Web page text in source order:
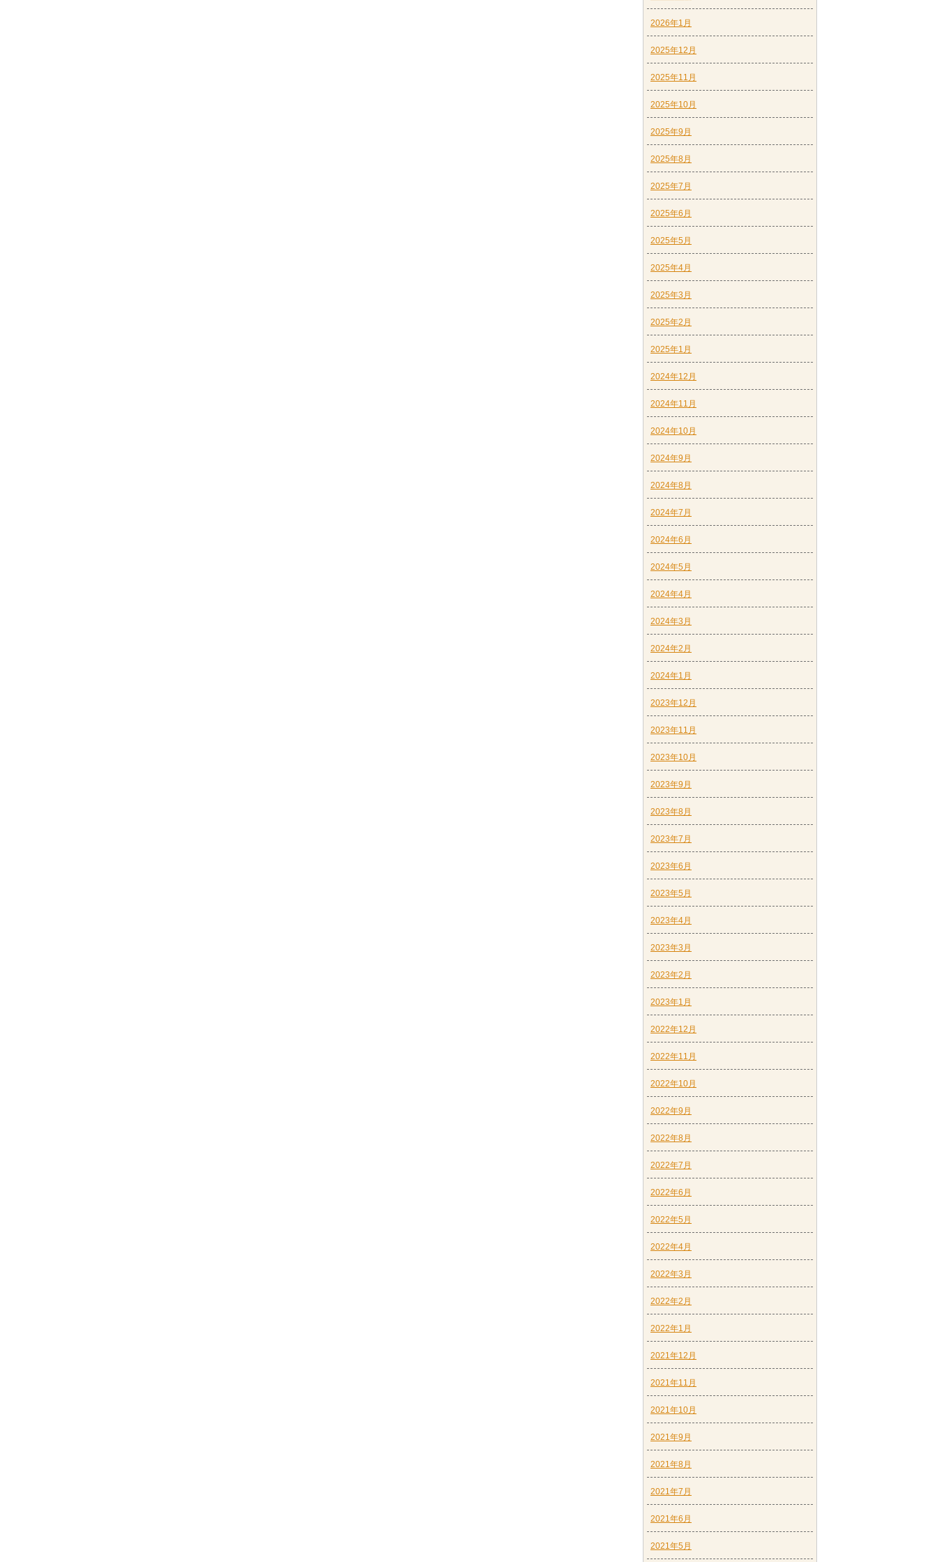
2026年1月
2025年12月
2025年11月
2025年10月
2025年9月
2025年8月
2025年7月
2025年6月
2025年5月
2025年4月
2025年3月
2025年2月
2025年1月
2024年12月
2024年11月
2024年10月
2024年9月
2024年8月
2024年7月
2024年6月
2024年5月
2024年4月
2024年3月
2024年2月
2024年1月
2023年12月
2023年11月
2023年10月
2023年9月
2023年8月
2023年7月
2023年6月
2023年5月
2023年4月
2023年3月
2023年2月
2023年1月
2022年12月
2022年11月
2022年10月
2022年9月
2022年8月
2022年7月
2022年6月
2022年5月
2022年4月
2022年3月
2022年2月
2022年1月
2021年12月
2021年11月
2021年10月
2021年9月
2021年8月
2021年7月
2021年6月
2021年5月